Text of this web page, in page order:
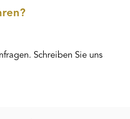
Schreiben Sie uns